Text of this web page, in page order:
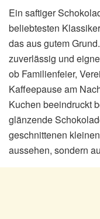
Ein saftiger
beliebtesten
das aus gutem
zuverlässig und
ob Familienfeier,
Kaffeepause am
Kuchen beeindruckt
glänzende
geschnittenen
aussehen, sondern